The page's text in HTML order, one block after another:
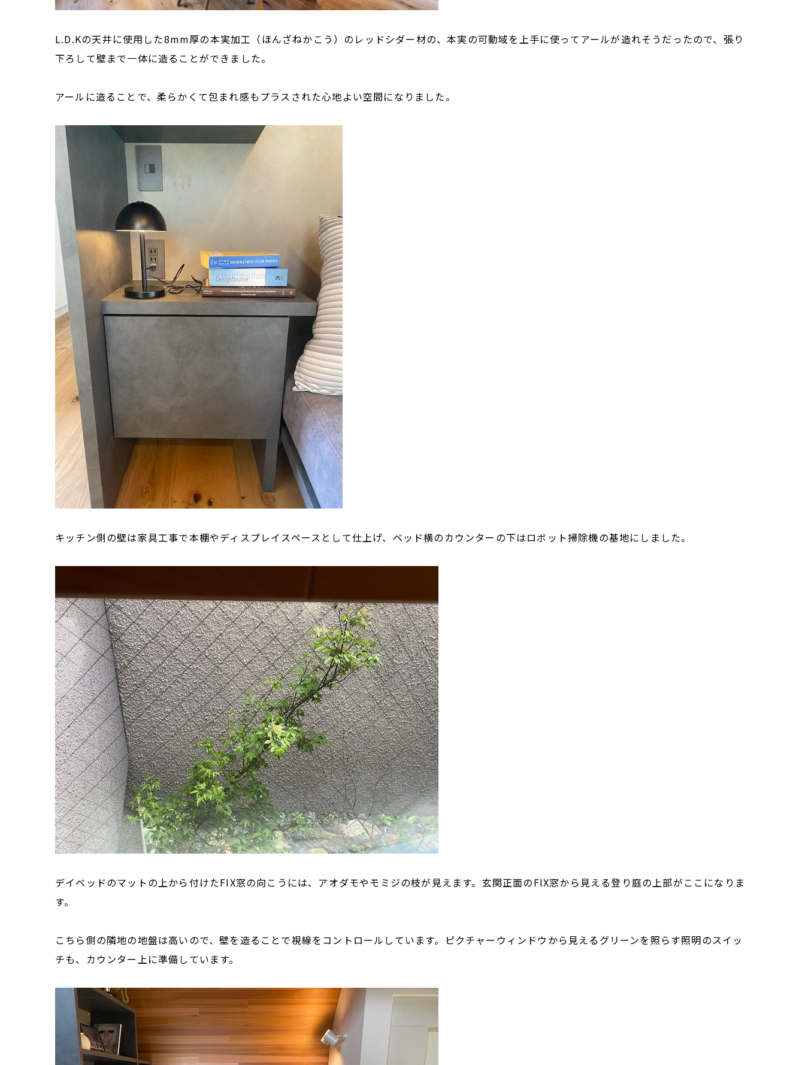
L.D.Kの天井に使用した8mm厚の本実加工（ほんざねかこう）のレッドシダー材の、本実の可動域を上手に使ってアールが造れそうだったので、張り
下ろして壁まで一体に造ることができました。
アールに造ることで、柔らかくて包まれ感もプラスされた心地よい空間になりました。
キッチン側の壁は家具工事で本棚やディスプレイスペースとして仕上げ、ベッド横のカウンターの下はロボット掃除機の基地にしました。
デイベッドのマットの上から付けたFIX窓の向こうには、アオダモやモミジの枝が見えます。玄関正面のFIX窓から見える登り庭の上部がここになりま
す。
こちら側の隣地の地盤は高いので、壁を造ることで視線をコントロールしています。ピクチャーウィンドウから見えるグリーンを照らす照明のスイッ
チも、カウンター上に準備しています。